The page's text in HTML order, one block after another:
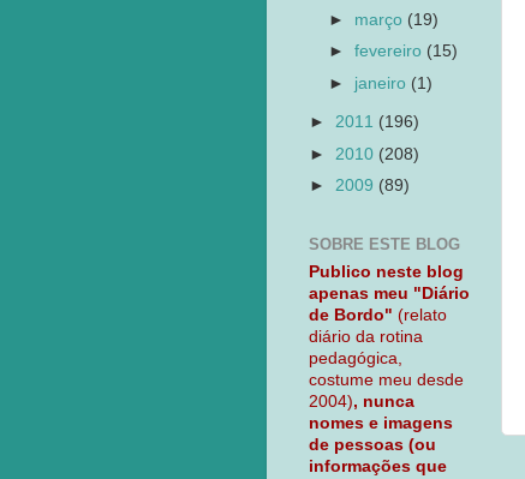
► março (19)
►fevereiro (15)
► janeiro (1)
► 2011 (196)
► 2010 (208)
► 2009 (89)
SOBRE ESTE BLOG
Publico neste blog
apenas meu "Diário
de Bordo" (relato
diário da rotina
pedagógica,
costume meu desde
2004), nunca
nomes e imagens
de pessoas (ou
informações que